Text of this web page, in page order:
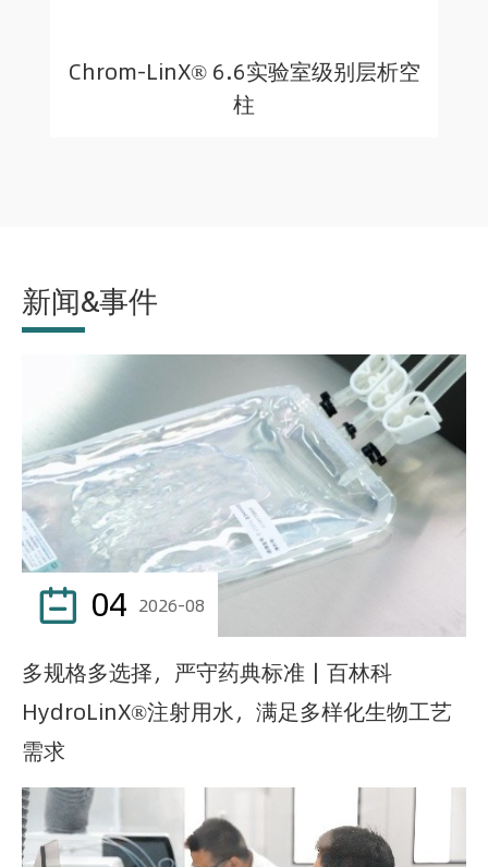
Chrom-LinX® 6.6实验室级别层析空
柱
新闻&事件
 04 2026-08
多规格多选择，严守药典标准｜百林科
HydroLinX®注射用水，满足多样化生物工艺
需求